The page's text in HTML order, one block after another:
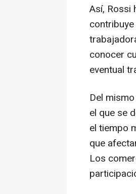
Así, Rossi
conocer
eventual
Del
el que se
el tiempo
que
Los